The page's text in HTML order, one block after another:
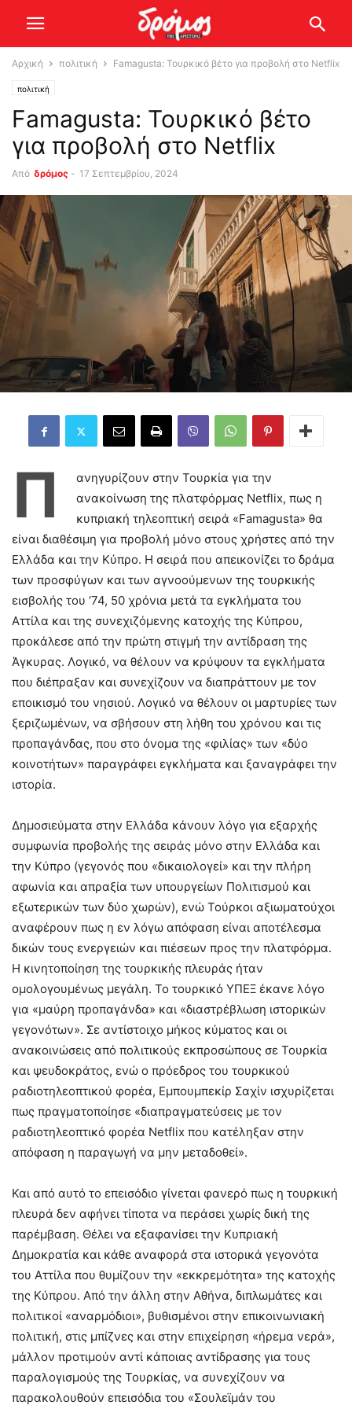
Αρχική πολιτική Famagusta: Τουρκικό βέτο για προβολή στο Netflix
πολιτική
Famagusta: Τουρκικό βέτο
για προβολή στο Netflix
Από δρόμος - 17 Σεπτεμβρίου, 2024
Π
ανηγυρίζουν στην Τουρκία για την
ανακοίνωση της πλατφόρμας Netflix, πως η
κυπριακή τηλεοπτική σειρά «Famagusta» θα
είναι διαθέσιμη για προβολή μόνο στους χρήστες από την
Ελλάδα και την Κύπρο. Η σειρά που απεικονίζει το δράμα
των προσφύγων και των αγνοούμενων της τουρκικής
εισβολής του ‘74, 50 χρόνια μετά τα εγκλήματα του
Αττίλα και της συνεχιζόμενης κατοχής της Κύπρου,
προκάλεσε από την πρώτη στιγμή την αντίδραση της
Άγκυρας. Λογικό, να θέλουν να κρύψουν τα εγκλήματα
που διέπραξαν και συνεχίζουν να διαπράττουν με τον
εποικισμό του νησιού. Λογικό να θέλουν οι μαρτυρίες των
ξεριζωμένων, να σβήσουν στη λήθη του χρόνου και τις
προπαγάνδας, που στο όνομα της «φιλίας» των «δύο
κοινοτήτων» παραγράφει εγκλήματα και ξαναγράφει την
ιστορία.
Δημοσιεύματα στην Ελλάδα κάνουν λόγο για εξαρχής
συμφωνία προβολής της σειράς μόνο στην Ελλάδα και
την Κύπρο (γεγονός που «δικαιολογεί» και την πλήρη
αφωνία και απραξία των υπουργείων Πολιτισμού και
εξωτερικών των δύο χωρών), ενώ Τούρκοι αξιωματούχοι
αναφέρουν πως η εν λόγω απόφαση είναι αποτέλεσμα
δικών τους ενεργειών και πιέσεων προς την πλατφόρμα.
Η κινητοποίηση της τουρκικής πλευράς ήταν
ομολογουμένως μεγάλη. Το τουρκικό ΥΠΕΞ έκανε λόγο
για «μαύρη προπαγάνδα» και «διαστρέβλωση ιστορικών
γεγονότων». Σε αντίστοιχο μήκος κύματος και οι
ανακοινώσεις από πολιτικούς εκπροσώπους σε Τουρκία
και ψευδοκράτος, ενώ ο πρόεδρος του τουρκικού
ραδιοτηλεοπτικού φορέα, Εμπουμπεκίρ Σαχίν ισχυρίζεται
πως πραγματοποίησε «διαπραγματεύσεις με τον
ραδιοτηλεοπτικό φορέα Netflix που κατέληξαν στην
απόφαση η παραγωγή να μην μεταδοθεί».
Και από αυτό το επεισόδιο γίνεται φανερό πως η τουρκική
πλευρά δεν αφήνει τίποτα να περάσει χωρίς δική της
παρέμβαση. Θέλει να εξαφανίσει την Κυπριακή
Δημοκρατία και κάθε αναφορά στα ιστορικά γεγονότα
του Αττίλα που θυμίζουν την «εκκρεμότητα» της κατοχής
της Κύπρου. Από την άλλη στην Αθήνα, διπλωμάτες και
πολιτικοί «αναρμόδιοι», βυθισμένοι στην επικοινωνιακή
πολιτική, στις μπίζνες και στην επιχείρηση «ήρεμα νερά»,
μάλλον προτιμούν αντί κάποιας αντίδρασης για τους
παραλογισμούς της Τουρκίας, να συνεχίζουν να
παρακολουθούν επεισόδια του «Σουλεϊμάν του